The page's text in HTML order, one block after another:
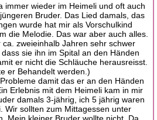
immer wieder im Heimeli und oft auch
Bruder. Das Lied damals, das
wurde hat mir als Vorschulkind
die Melodie. Das war aber auch alles.
zweieinhalb Jahren sehr schwer
sie ihn im Spital an den Händen
er nicht die Schläuche herausreisst.
er Behandelt werden.)
damit das er an den Händen
Erlebnis mit dem Heimeli kam in mir
damals 3-jährig, ich 5 jährig waren
Wir sollten zum Mittagessen unter
Mein kleiner Bruder wollte nicht. Da